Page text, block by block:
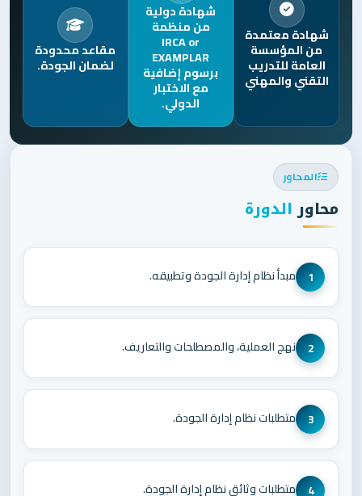
شهادة معتمدة
من المؤسسة
العامة للتدريب
التقني والمهني
شهادة دولية
من منظمة
IRCA or
EXAMPLAR
برسوم إضافية
مع الاختبار
الدولي.
مقاعد محدودة
لضمان الجودة.
المحاور
محاورالدورة
1 مبدأ نظام إدارة الجودة وتطبيقه.
2 نهج العملية، والمصطلحات والتعاريف.
3 متطلبات نظام إدارة الجودة.
4 متطلبات وثائق نظام إدارة الجودة.